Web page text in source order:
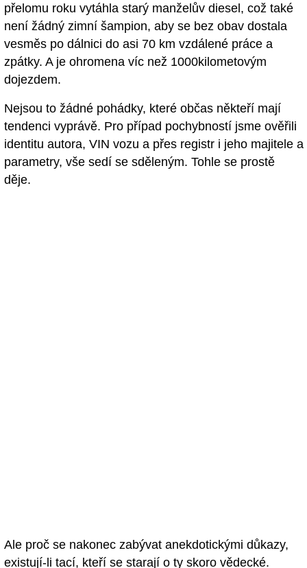
přelomu roku vytáhla starý manželův diesel, což také
není žádný zimní šampion, aby se bez obav dostala
vesměs po dálnici do asi 70 km vzdálené práce a
zpátky. A je ohromena víc než 1000kilometovým
dojezdem.
Nejsou to žádné pohádky, které občas někteří mají
tendenci vyprávě. Pro případ pochybností jsme ověřili
identitu autora, VIN vozu a přes registr i jeho majitele a
parametry, vše sedí se sděleným. Tohle se prostě
děje.
Ale proč se nakonec zabývat anekdotickými důkazy,
existují-li tací, kteří se starají o ty skoro vědecké.